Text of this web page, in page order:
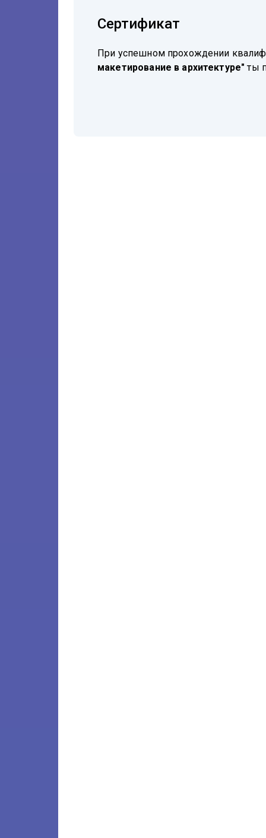
Сертификат
При успешном прохождении
макетирование в архитектуре" ты